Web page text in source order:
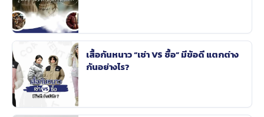
เสื้อกันหนาว “เช่า VS ซื้อ” มีข้อดี แตกต่าง
กันอย่างไร?